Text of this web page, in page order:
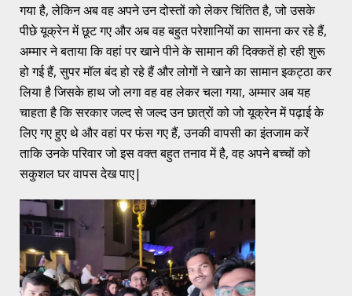
गया है, लेकिन अब वह अपने उन दोस्तों को लेकर चिंतित है, जो उसके
पीछे यूक्रेन में छूट गए और अब वह बहुत परेशानियों का सामना कर रहे हैं,
अम्मार ने बताया कि वहां पर खाने पीने के सामान की दिक्कतें हो रही शुरू
हो गई हैं, सुपर मॉल बंद हो रहे हैं और लोगों ने खाने का सामान इकट्ठा कर
लिया है जिसके हाथ जो लगा वह वह लेकर चला गया, अम्मार अब यह
चाहता है कि सरकार जल्द से जल्द उन छात्रों को जो यूक्रेन में पढ़ाई के
लिए गए हुए थे और वहां पर फंस गए हैं, उनकी वापसी का इंतजाम करें
ताकि उनके परिवार जो इस वक्त बहुत तनाव में है, वह अपने बच्चों को
सकुशल घर वापस देख पाए|